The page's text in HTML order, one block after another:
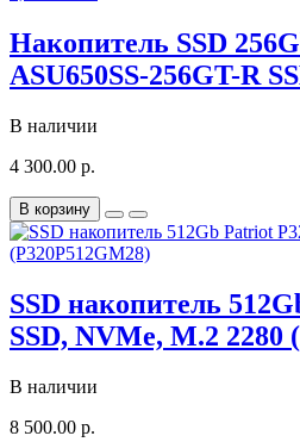
Накопитель SSD
ASU650SS-256GT-R
В наличии
4 300.00 р.
В корзину
SSD накопитель
SSD, NVMe, M.2 2280
В наличии
8 500.00 р.